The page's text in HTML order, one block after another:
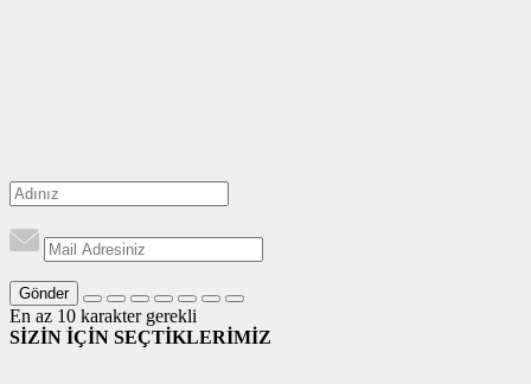
Gönder
En az 10 karakter gerekli
SİZİN İÇİN SEÇTİKLERİMİZ